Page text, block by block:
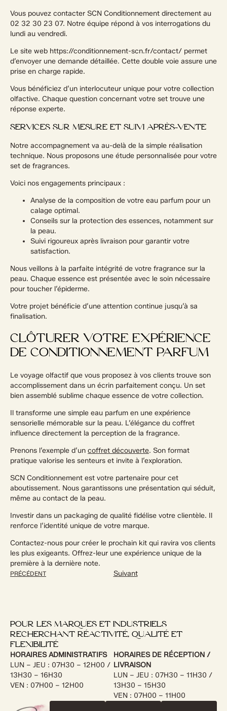
Vous pouvez contacter SCN Conditionnement directement au
02 32 30 23 07. Notre équipe répond à vos interrogations du
lundi au vendredi.
Le site web https://conditionnement-scn.fr/contact/ permet
d’envoyer une demande détaillée. Cette double voie assure une
prise en charge rapide.
Vous bénéficiez d’un interlocuteur unique pour votre collection
olfactive. Chaque question concernant votre set trouve une
réponse experte.
SERVICES SUR MESURE ET SUIVI APRÈS-VENTE
Notre accompagnement va au-delà de la simple réalisation
technique. Nous proposons une étude personnalisée pour votre
set de fragrances.
Voici nos engagements principaux :
Analyse de la composition de votre eau parfum pour un
calage optimal.
Conseils sur la protection des essences, notamment sur
la peau.
Suivi rigoureux après livraison pour garantir votre
satisfaction.
Nous veillons à la parfaite intégrité de votre fragrance sur la
peau. Chaque essence est présentée avec le soin nécessaire
pour toucher l’épiderme.
Votre projet bénéficie d’une attention continue jusqu’à sa
finalisation.
CLÔTURER VOTRE EXPÉRIENCE
DE CONDITIONNEMENT PARFUM
Le voyage olfactif que vous proposez à vos clients trouve son
accomplissement dans un écrin parfaitement conçu. Un set
bien assemblé sublime chaque essence de votre collection.
Il transforme une simple eau parfum en une expérience
sensorielle mémorable sur la peau. L’élégance du coffret
influence directement la perception de la fragrance.
Prenons l’exemple d’un coffret découverte. Son format
pratique valorise les senteurs et invite à l’exploration.
SCN Conditionnement est votre partenaire pour cet
aboutissement. Nous garantissons une présentation qui séduit,
même au contact de la peau.
Investir dans un packaging de qualité fidélise votre clientèle. Il
renforce l’identité unique de votre marque.
Contactez-nous pour créer le prochain kit qui ravira vos clients
les plus exigeants. Offrez-leur une expérience unique de la
première à la dernière note.
PRÉCÉDENT Suivant
POUR LES MARQUES ET INDUSTRIELS
RECHERCHANT RÉACTIVITÉ, QUALITÉ ET
FLEXIBILITÉ
HORAIRES ADMINISTRATIFS
LUN – JEU : 07H30 – 12H00 /
13H30 – 16H30
VEN : 07H00 – 12H00
HORAIRES DE RÉCEPTION /
LIVRAISON
LUN – JEU : 07H30 – 11H30 /
13H30 – 15H30
VEN : 07H00 – 11H00